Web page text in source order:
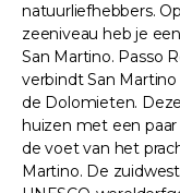
natuurliefhebbers.
zeeniveau heb je
San Martino. Passo
verbindt San
de Dolomieten.
huizen met een paar
de voet van het
Martino. De